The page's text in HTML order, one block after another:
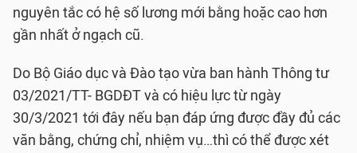
nguyên tắc có hệ số lương mới bằng hoặc cao hơn
gần nhất ở ngạch cũ.
Do Bộ Giáo dục và Đào tạo vừa ban hành Thông tư
03/2021/TT- BGDĐT và có hiệu lực từ ngày
30/3/2021 tới đây nếu bạn đáp ứng được đầy đủ các
văn bằng, chứng chỉ, nhiệm vụ…thì có thể được xét